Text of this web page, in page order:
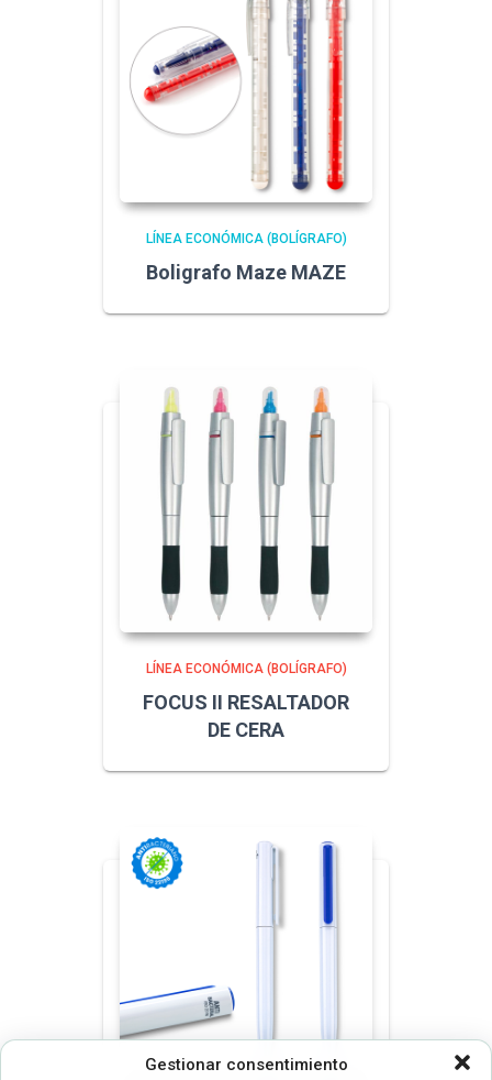
Gestionar consentimiento
LÍNEA ECONÓMICA (BOLÍGRAFO)
Boligrafo Maze MAZE
LÍNEA ECONÓMICA (BOLÍGRAFO)
FOCUS II RESALTADOR
DE CERA